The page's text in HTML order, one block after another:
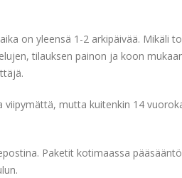
on yleensä 1-2 arkipäivää.
tilauksen painon ja koon
mutta kuitenkin 14
Paketit kotimaassa